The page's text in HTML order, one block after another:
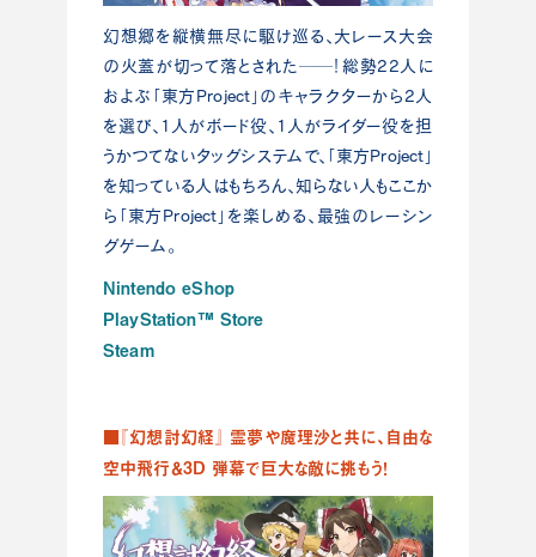
幻想郷を縦横無尽に駆け巡る、大レース大会
の火蓋が切って落とされた──！総勢22人に
およぶ「東方Project」のキャラクターから2人
を選び、1人がボード役、1人がライダー役を担
うかつてないタッグシステムで、「東方Project」
を知っている人はもちろん、知らない人もここか
ら「東方Project」を楽しめる、最強のレーシン
グゲーム。
Nintendo eShop
PlayStation™ Store
Steam
■『幻想討幻経』 霊夢や魔理沙と共に、自由な
空中飛行＆3D 弾幕で巨大な敵に挑もう！